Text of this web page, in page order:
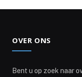
OVER ONS
Bent u op zoek naar